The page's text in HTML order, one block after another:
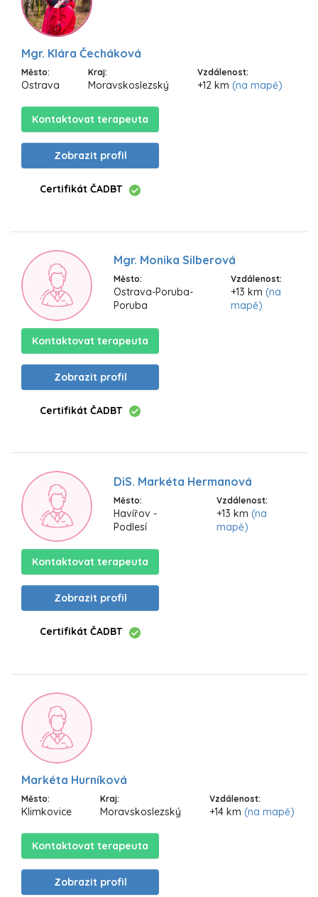
Mgr. Klára Čecháková
Město:
Ostrava
Kraj:
Moravskoslezský
Vzdálenost:
+12 km (na mapě)
Kontaktovat terapeuta
Zobrazit profil
Certifikát ČADBT
Mgr. Monika Silberová
Město:
Ostrava-Poruba-
Poruba
Vzdálenost:
+13 km (na
mapě)
Kontaktovat terapeuta
Zobrazit profil
Certifikát ČADBT
DiS. Markéta Hermanová
Město:
Havířov -
Podlesí
Vzdálenost:
+13 km(na
mapě)
Kontaktovat terapeuta
Zobrazit profil
Certifikát ČADBT
Markéta Hurníková
Město:
Klimkovice
Kraj:
Moravskoslezský
Vzdálenost:
+14 km (na mapě)
Kontaktovat terapeuta
Zobrazit profil